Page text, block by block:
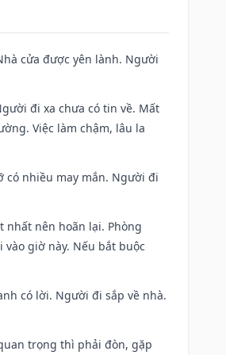
cửa được yên lành. Người
đi xa chưa có tin về. Mất
Việc làm chậm, lâu la
có nhiều may mắn. Người đi
nhất nên hoãn lại. Phòng
giờ này. Nếu bắt buộc
có lời. Người đi sắp về nhà.
trọng thì phải đòn, gặp